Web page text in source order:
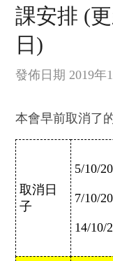
課安排 (
日)
發佈日期 2019年
本會早前取消了
取消日
子
5/10/
7/10/
14/10/